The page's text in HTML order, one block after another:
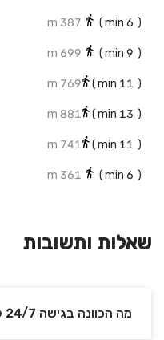
(
6
387 m
(
9
699 m
(
11
769 m
(
13
881 m
(
11
741 m
(
6
361 m
(
3
min)
155 m
שאלות ותשובות
מה הכוונה בגישה 24/7 לבניין?